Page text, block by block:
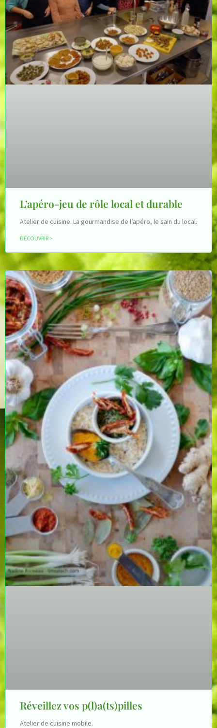
L’apéro-jeu de rôle local et durable
Atelier de cuisine. La gourmandise de l’apéro, le sain du local.
DÉCOUVRIR >
Réveillez vos p(l)a(ts)pilles
Atelier de cuisine mobile.